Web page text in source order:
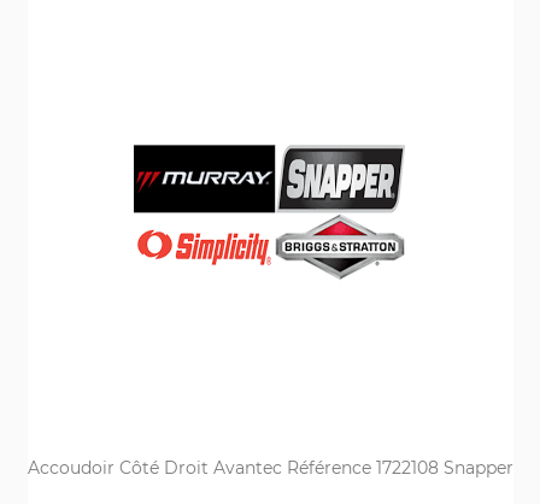
Accoudoir Côté Droit Avantec Référence 1722108 Snapper